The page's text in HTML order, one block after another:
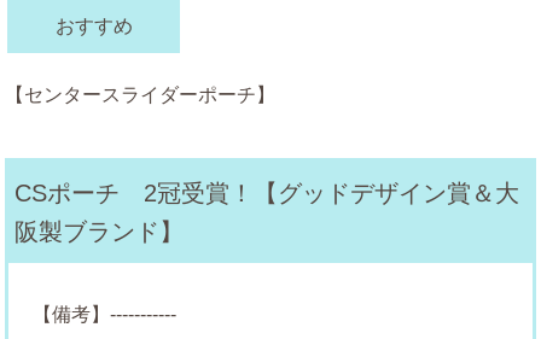
おすすめ
【センタースライダーポーチ】
CSポーチ 2冠受賞！【グッドデザイン賞＆大
阪製ブランド】
【備考】-----------